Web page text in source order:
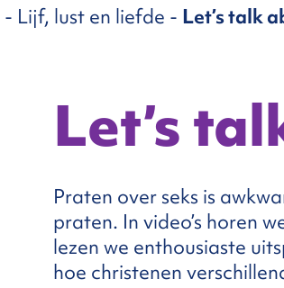
- Lijf, lust en liefde - Let’s talk
Let’s
Praten over seks is
praten. In video’s horen
lezen we enthousiaste
hoe christenen